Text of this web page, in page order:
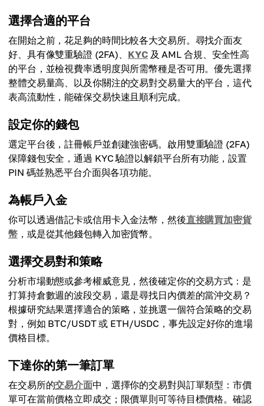
選擇合適的平台
在開始之前，花足夠的時間比較各大交易所。尋找介面友
好、具有像雙重驗證 (2FA)、 KYC及 AML 合規、安全性高
的平台，並檢視費率透明度與所需幣種是否可用。優先選擇
整體交易量高、以及你關注的交易對交易量大的平台，這代
表高流動性，能確保交易快速且順利完成。
設定你的錢包
選定平台後，註冊帳戶並創建強密碼。啟用雙重驗證 (2FA)
保障錢包安全，通過 KYC 驗證以解鎖平台所有功能，設置
PIN 碼並熟悉平台介面與各項功能。
為帳戶入金
你可以透過借記卡或信用卡入金法幣，然後直接購買加密貨
幣，或是從其他錢包轉入加密貨幣。
選擇交易對和策略
分析市場動態或參考權威意見，然後確定你的交易方式：是
打算持倉數週的波段交易，還是尋找日內價差的當沖交易？
根據研究結果選擇適合的策略，並挑選一個符合策略的交易
對，例如 BTC/USDT 或 ETH/USDC，事先設定好你的進場
價格目標。
下達你的第一筆訂單
在交易所的交易介面中，選擇你的交易對與訂單類型：市價
單可在當前價格立即成交；限價單則可等待目標價格。確認